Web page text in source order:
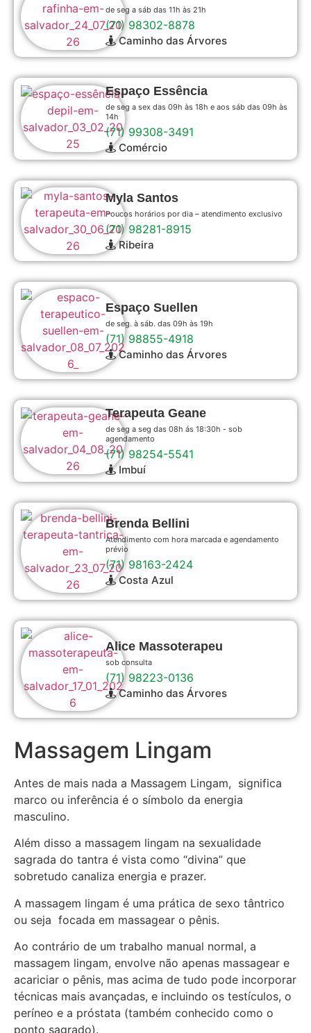
de seg a sáb das 11h às 21h
(71) 98302-8878
Caminho das Árvores
Espaço Essência
de seg a sex das 09h às 18h e aos sáb das 09h às
14h
(71) 99308-3491
Comércio
Myla Santos
Poucos horários por dia – atendimento exclusivo
(71) 98281-8915
Ribeira
Espaço Suellen
de seg. à sáb. das 09h às 19h
(71) 98855-4918
Caminho das Árvores
Terapeuta Geane
de seg a seg das 08h ás 18:30h - sob
agendamento
(71) 98254-5541
Imbuí
Brenda Bellini
Atendimento com hora marcada e agendamento
prévio
(71) 98163-2424
Costa Azul
Alice Massoterapeu
sob consulta
(71) 98223-0136
Caminho das Árvores
Massagem Lingam
Antes de mais nada a Massagem Lingam, significa
marco ou inferência é o símbolo da energia
masculino.
Além disso a massagem lingam na sexualidade
sagrada do tantra é vista como “divina” que
sobretudo canaliza energia e prazer.
A massagem lingam é uma prática de sexo tântrico
ou seja focada em massagear o pênis.
Ao contrário de um trabalho manual normal, a
massagem lingam, envolve não apenas massagear e
acariciar o pênis, mas acima de tudo pode incorporar
técnicas mais avançadas, e incluindo os testículos, o
períneo e a próstata (também conhecido como o
ponto sagrado).